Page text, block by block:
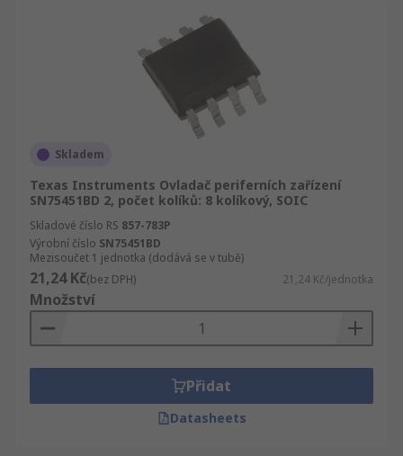
Skladem
Texas Instruments Ovladač periferních zařízení
SN75451BD 2, počet kolíků: 8 kolíkový, SOIC
Skladové číslo RS 857-783P
Výrobní číslo SN75451BD
Mezisoučet 1 jednotka (dodává se v tubě)
21,24 Kč(bez DPH) 21,24 Kč/jednotka
Množství
Přidat
Datasheets